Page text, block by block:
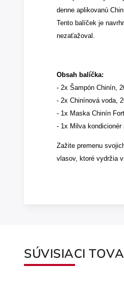
denne aplikovanú
Tento balíček je
nezaťažoval.
Obsah balíčka:
- 2x Šampón Chinín,
- 2x Chinínová voda,
- 1x Maska Chinín
- 1x Milva kondicionér
Zažite premenu
vlasov, ktoré vydržia
SÚVISIACI